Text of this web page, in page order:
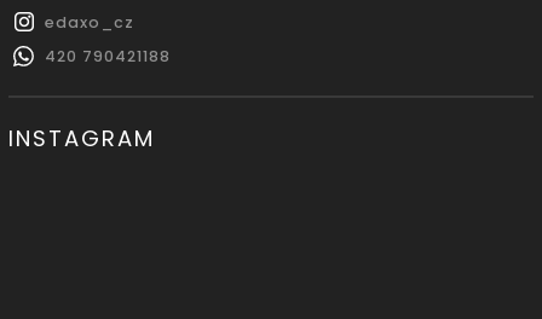
edaxo_cz
420 790421188
INSTAGRAM